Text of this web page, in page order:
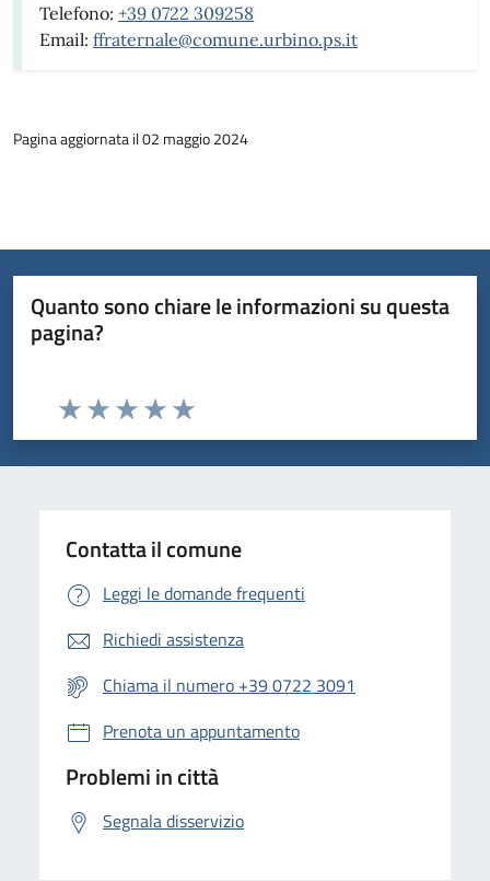
Telefono: +39 0722 309258
Email: ffraternale@comune.urbino.ps.it
Pagina aggiornata il 02 maggio 2024
Quanto sono chiare le informazioni su questa
pagina?
Valuta da 1 a 5 stelle la pagina
Valuta 5 stelle su 5
Valuta 4 stelle su 5
Valuta 3 stelle su 5
Valuta 2 stelle su 5
Valuta 1 stelle su 5
Contatta il comune
Leggi le domande frequenti
Richiedi assistenza
Chiama il numero +39 0722 3091
Prenota un appuntamento
Problemi in città
Segnala disservizio